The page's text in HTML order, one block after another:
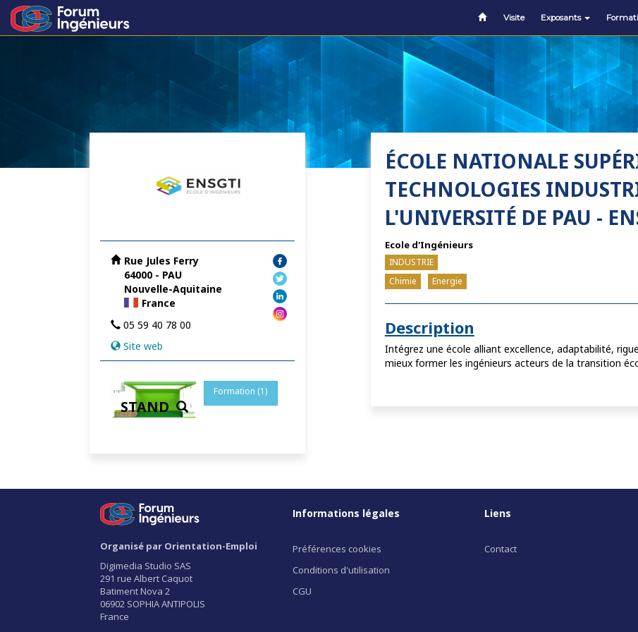
Visite Exposants
Rue Jules Ferry
64000 - PAU
Nouvelle-Aquitaine
France
05 59 40 78 00
Site web
STAND
Formation (1)
ÉCOLE NATIONALE
TECHNOLOGIES
L'UNIVERSITÉ DE PAU -
Ecole d'Ingénieurs
INDUSTRIE
Chimie
Energie
Description
Intégrez une école alliant excellence, adaptabilité,
mieux former les ingénieurs acteurs de la transition
Organisé par Orientation-Emploi
Digimedia Studio SAS
291 rue Albert Caquot
Batiment Nova 2
06902 SOPHIA ANTIPOLIS
France
Informations légales
Préférences cookies
Conditions d'utilisation
CGU
Liens
Contact